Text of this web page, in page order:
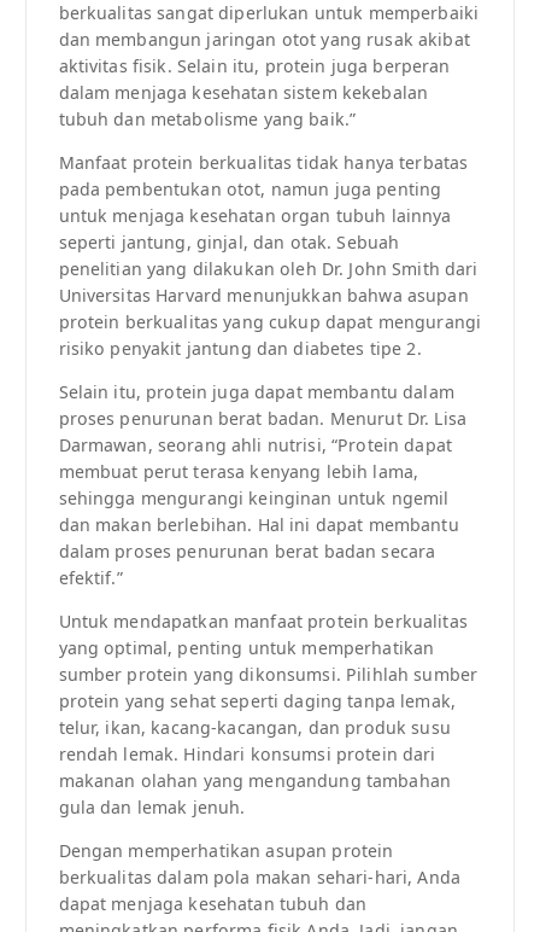
berkualitas sangat diperlukan untuk memperbaiki
dan membangun jaringan otot yang rusak akibat
aktivitas fisik. Selain itu, protein juga berperan
dalam menjaga kesehatan sistem kekebalan
tubuh dan metabolisme yang baik.”
Manfaat protein berkualitas tidak hanya terbatas
pada pembentukan otot, namun juga penting
untuk menjaga kesehatan organ tubuh lainnya
seperti jantung, ginjal, dan otak. Sebuah
penelitian yang dilakukan oleh Dr. John Smith dari
Universitas Harvard menunjukkan bahwa asupan
protein berkualitas yang cukup dapat mengurangi
risiko penyakit jantung dan diabetes tipe 2.
Selain itu, protein juga dapat membantu dalam
proses penurunan berat badan. Menurut Dr. Lisa
Darmawan, seorang ahli nutrisi, “Protein dapat
membuat perut terasa kenyang lebih lama,
sehingga mengurangi keinginan untuk ngemil
dan makan berlebihan. Hal ini dapat membantu
dalam proses penurunan berat badan secara
efektif.”
Untuk mendapatkan manfaat protein berkualitas
yang optimal, penting untuk memperhatikan
sumber protein yang dikonsumsi. Pilihlah sumber
protein yang sehat seperti daging tanpa lemak,
telur, ikan, kacang-kacangan, dan produk susu
rendah lemak. Hindari konsumsi protein dari
makanan olahan yang mengandung tambahan
gula dan lemak jenuh.
Dengan memperhatikan asupan protein
berkualitas dalam pola makan sehari-hari, Anda
dapat menjaga kesehatan tubuh dan